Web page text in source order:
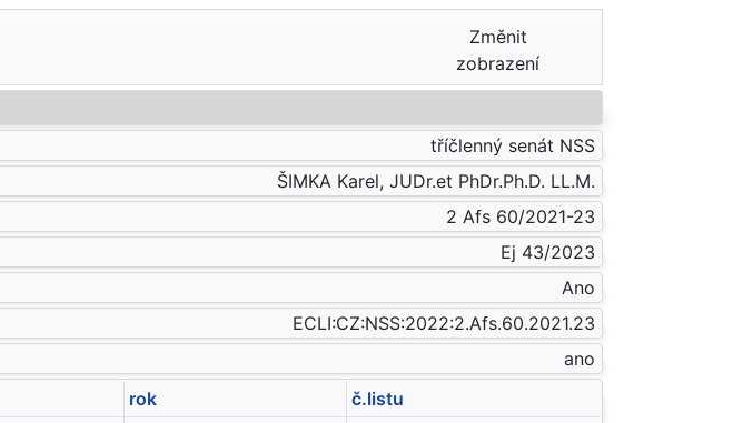
Změnit
zobrazení
tříčlenný senát NSS
ŠIMKA Karel, JUDr.et PhDr.Ph.D. LL.M.
2 Afs 60/2021-23
Ej 43/2023
Ano
ECLI:CZ:NSS:2022:2.Afs.60.2021.23
ano
rok
č.listu